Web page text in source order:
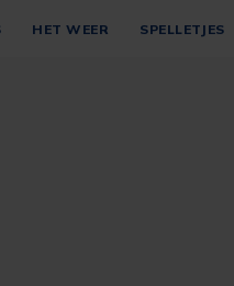
HET WEER SPELLETJES